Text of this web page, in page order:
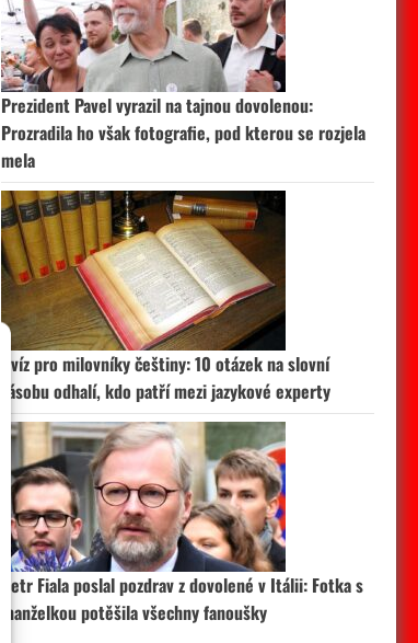
Prezident Pavel vyrazil na tajnou dovolenou:
Prozradila ho však fotografie, pod kterou se rozjela
mela
Kvíz pro milovníky češtiny: 10 otázek na slovní
zásobu odhalí, kdo patří mezi jazykové experty
Petr Fiala poslal pozdrav z dovolené v Itálii: Fotka s
manželkou potěšila všechny fanoušky